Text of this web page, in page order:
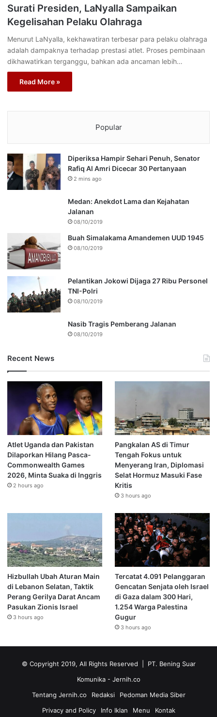
Surati Presiden, LaNyalla Sampaikan
Kegelisahan Pelaku Olahraga
Menurut LaNyalla, kekhawatiran terbesar para pelaku olahraga
adalah dampaknya terhadap prestasi atlet. Proses pembinaan
dikhawatirkan terganggu, bahkan ada ancaman lebih…
Read More »
Popular
Diperiksa Hampir Sehari Penuh, Senator
Rafiq Al Amri Dicecar 30 Pertanyaan
2 mins ago
Medan: Anekdot Lama dan Kejahatan
Jalanan
08/10/2019
Buah Simalakama Amandemen UUD 1945
08/10/2019
Pelantikan Jokowi Dijaga 27 Ribu Personel
TNI-Polri
08/10/2019
Nasib Tragis Pemberang Jalanan
08/10/2019
Recent News
Atlet Uganda dan Pakistan
Dilaporkan Hilang Pasca-
Commonwealth Games
2026, Minta Suaka di Inggris
2 hours ago
Pangkalan AS di Timur
Tengah Fokus untuk
Menyerang Iran, Diplomasi
Selat Hormuz Masuki Fase
Kritis
3 hours ago
Hizbullah Ubah Aturan Main
di Lebanon Selatan, Taktik
Perang Gerilya Darat Ancam
Pasukan Zionis Israel
3 hours ago
Tercatat 4.091 Pelanggaran
Gencatan Senjata oleh Israel
di Gaza dalam 300 Hari,
1.254 Warga Palestina
Gugur
3 hours ago
© Copyright 2019, All Rights Reserved | PT. Bening Suar
Komunika - Jernih.co
Tentang Jernih.co
Redaksi
Pedoman Media Siber
Privacy and Policy
Info Iklan Menu Kontak